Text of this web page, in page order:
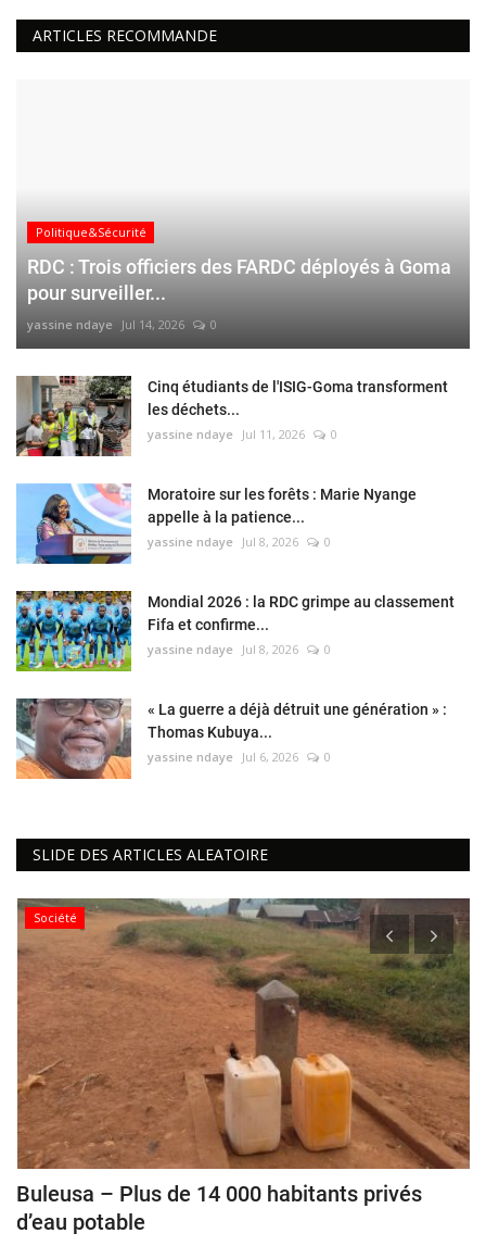
ARTICLES RECOMMANDE
Politique&Sécurité
RDC : Trois officiers des FARDC déployés à Goma
pour surveiller...
yassine ndaye Jul 14, 2026 0
Cinq étudiants de l'ISIG-Goma transforment
les déchets...
yassine ndaye Jul 11, 2026 0
Moratoire sur les forêts : Marie Nyange
appelle à la patience...
yassine ndaye Jul 8, 2026 0
Mondial 2026 : la RDC grimpe au classement
Fifa et confirme...
yassine ndaye Jul 8, 2026 0
« La guerre a déjà détruit une génération » :
Thomas Kubuya...
yassine ndaye Jul 6, 2026 0
SLIDE DES ARTICLES ALEATOIRE
Société
Buleusa – Plus de 14 000 habitants privés
d’eau potable